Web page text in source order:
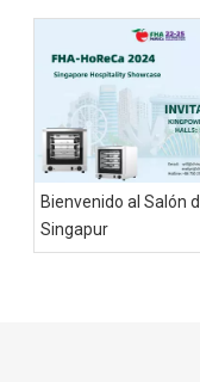
Bienvenido al Salón
Singapur